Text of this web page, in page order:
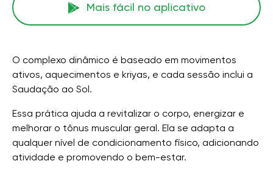
Mais fácil no aplicativo
O complexo dinâmico é baseado em movimentos
ativos, aquecimentos e kriyas, e cada sessão inclui a
Saudação ao Sol.
Essa prática ajuda a revitalizar o corpo, energizar e
melhorar o tônus ​​muscular geral. Ela se adapta a
qualquer nível de condicionamento físico, adicionando
atividade e promovendo o bem-estar.